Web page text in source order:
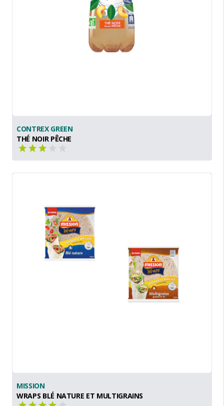
CONTREX GREEN
THÉ NOIR PÊCHE
MISSION
WRAPS BLÉ NATURE ET MULTIGRAINS